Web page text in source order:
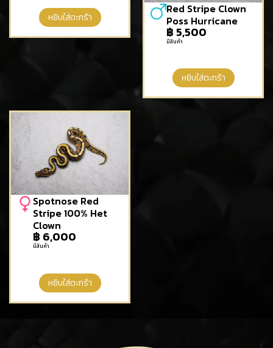
หยิบใส่ตะกร้า
Red Stripe Clown
Poss Hurricane
฿ 5,500
มีสินค้า
หยิบใส่ตะกร้า
Spotnose Red
Stripe 100% Het
Clown
฿ 6,000
มีสินค้า
หยิบใส่ตะกร้า